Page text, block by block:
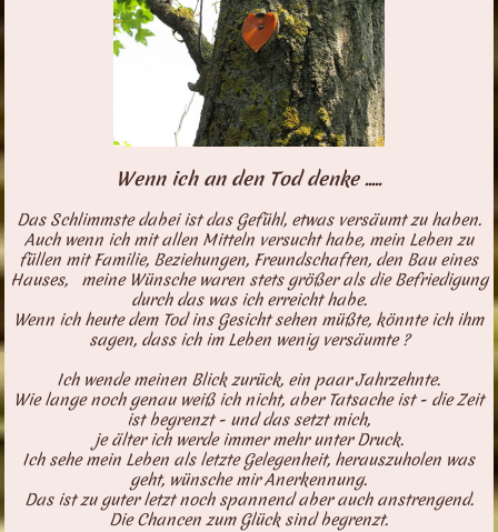
Wenn ich an den Tod denke .....
Das Schlimmste dabei ist das Gefühl, etwas versäumt zu haben.
Auch wenn ich mit allen Mitteln versucht habe, mein Leben zu
füllen mit Familie, Beziehungen, Freundschaften, den Bau eines
Hauses, meine Wünsche waren stets größer als die Befriedigung
durch das was ich erreicht habe.
Wenn ich heute dem Tod ins Gesicht sehen müßte, könnte ich ihm
sagen, dass ich im Leben wenig versäumte ?
Ich wende meinen Blick zurück, ein paar Jahrzehnte.
Wie lange noch genau weiß ich nicht, aber Tatsache ist - die Zeit
ist begrenzt - und das setzt mich,
je älter ich werde immer mehr unter Druck.
Ich sehe mein Leben als letzte Gelegenheit, herauszuholen was
geht, wünsche mir Anerkennung.
Das ist zu guter letzt noch spannend aber auch anstrengend.
Die Chancen zum Glück sind begrenzt.